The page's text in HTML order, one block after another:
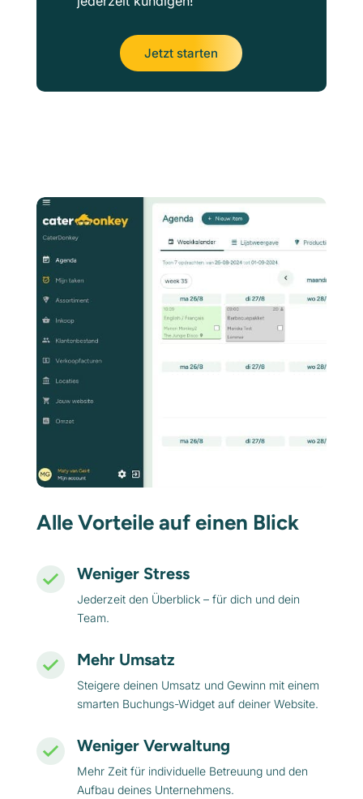
Jetzt starten
Alle Vorteile auf einen Blick
Weniger Stress
Jederzeit den Überblick – für dich und dein
Team.
Mehr Umsatz
Steigere deinen Umsatz und Gewinn mit einem
smarten Buchungs-Widget auf deiner Website.
Weniger Verwaltung
Mehr Zeit für individuelle Betreuung und den
Aufbau deines Unternehmens.